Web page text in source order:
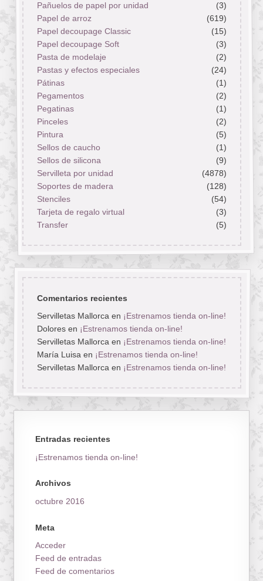
Pañuelos de papel por unidad
(3)
Papel de arroz
(619)
Papel decoupage Classic
(15)
Papel decoupage Soft
(3)
Pasta de modelaje
(2)
Pastas y efectos especiales
(24)
Pátinas
(1)
Pegamentos
(2)
Pegatinas
(1)
Pinceles
(2)
Pintura
(5)
Sellos de caucho
(1)
Sellos de silicona
(9)
Servilleta por unidad
(4878)
Soportes de madera
(128)
Stenciles
(54)
Tarjeta de regalo virtual
(3)
Transfer
(5)
Comentarios recientes
Servilletas Mallorcaen ¡Estrenamos tienda on-line!
Doloresen ¡Estrenamos tienda on-line!
Servilletas Mallorcaen ¡Estrenamos tienda on-line!
María Luisaen ¡Estrenamos tienda on-line!
Servilletas Mallorcaen ¡Estrenamos tienda on-line!
Entradas recientes
¡Estrenamos tienda on-line!
Archivos
octubre 2016
Meta
Acceder
Feed de entradas
Feed de comentarios